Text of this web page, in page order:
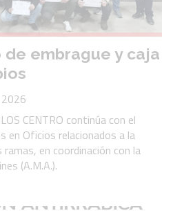
de embrague y caja
CENTRO continúa con el
en Oficios relacionados a la
en coordinación con la
(A.M.A.).